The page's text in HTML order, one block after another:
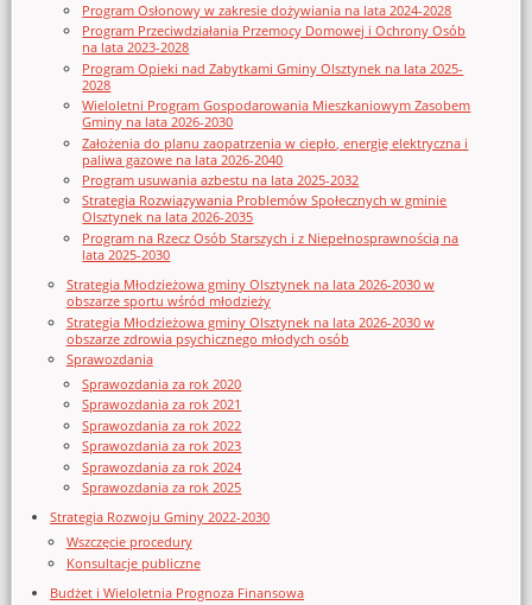
Program Osłonowy w zakresie dożywiania na lata 2024-2028
Program Przeciwdziałania Przemocy Domowej i Ochrony Osób
na lata 2023-2028
Program Opieki nad Zabytkami Gminy Olsztynek na lata 2025-
2028
Wieloletni Program Gospodarowania Mieszkaniowym Zasobem
Gminy na lata 2026-2030
Założenia do planu zaopatrzenia w ciepło, energię elektryczna i
paliwa gazowe na lata 2026-2040
Program usuwania azbestu na lata 2025-2032
Strategia Rozwiązywania Problemów Społecznych w gminie
Olsztynek na lata 2026-2035
Program na Rzecz Osób Starszych i z Niepełnosprawnością na
lata 2025-2030
Strategia Młodzieżowa gminy Olsztynek na lata 2026-2030 w
obszarze sportu wśród młodzieży
Strategia Młodzieżowa gminy Olsztynek na lata 2026-2030 w
obszarze zdrowia psychicznego młodych osób
Sprawozdania
Sprawozdania za rok 2020
Sprawozdania za rok 2021
Sprawozdania za rok 2022
Sprawozdania za rok 2023
Sprawozdania za rok 2024
Sprawozdania za rok 2025
Strategia Rozwoju Gminy 2022-2030
Wszczęcie procedury
Konsultacje publiczne
Budżet i Wieloletnia Prognoza Finansowa